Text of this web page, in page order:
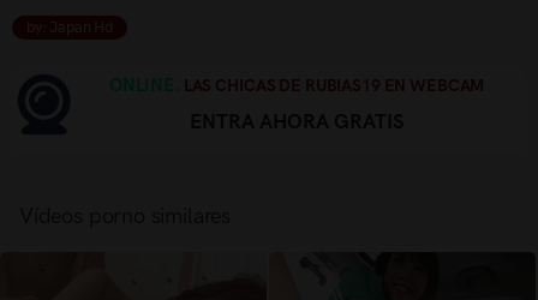
by: Japan Hd
ONLINE. LAS CHICAS DE RUBIAS19 EN WEBCAM